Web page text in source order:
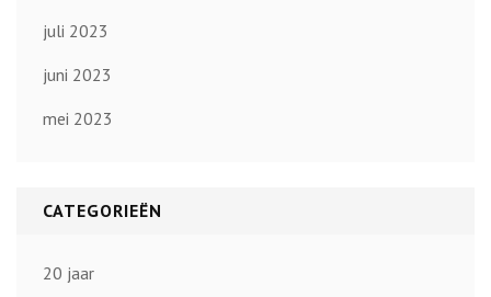
juli 2023
juni 2023
mei 2023
CATEGORIEËN
20 jaar